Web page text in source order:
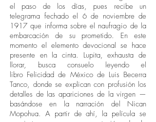
el paso de los días, pues recibe un
telegrama fechado el 6 de noviembre de
1917 que informa sobre el naufragio de la
embarcación de su prometido. En este
momento el elemento devocional se hace
presente en la cinta. Lupita, exhausta de
llorar, busca consuelo leyendo el
libro Felicidad de México de Luis Becerra
Tanco, donde se explican con profusión los
detalles de las apariciones de la virgen —
basándose en la narración del Nican
Mopohua. A partir de ahí, la película se